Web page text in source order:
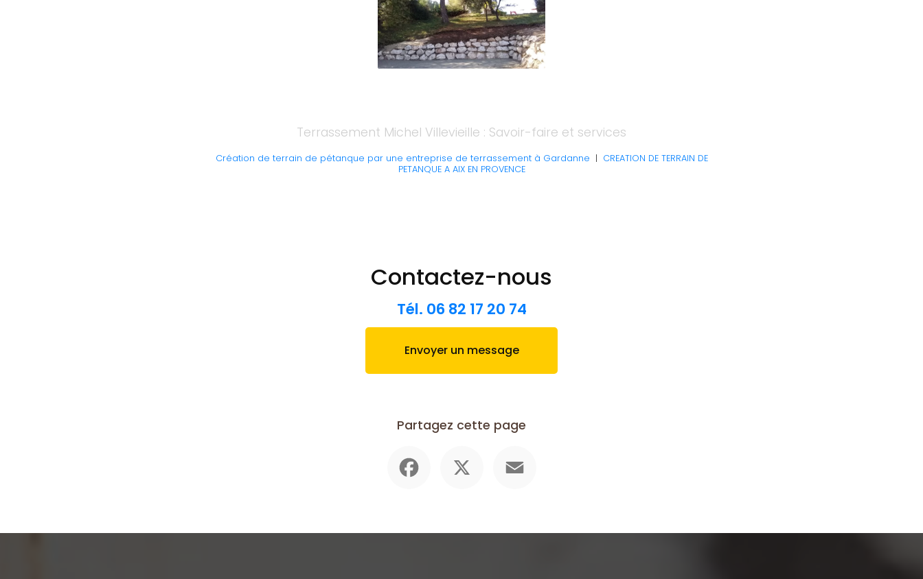
Terrassement Michel Villevieille : Savoir-faire et services
Création de terrain de pétanque par une entreprise de terrassement à Gardanne | CREATION DE TERRAIN DE
PETANQUE A AIX EN PROVENCE
Contactez-nous
Tél. 06 82 17 20 74
Envoyer un message
Partagez cette page